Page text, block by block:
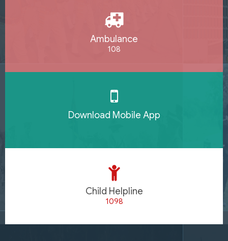
Ambulance
108
Download Mobile App
Child Helpline
1098